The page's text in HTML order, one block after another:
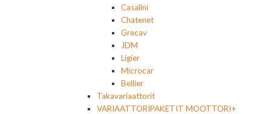
Casalini
Chatenet
Grecav
JDM
Ligier
Microcar
Bellier
Takavariaattorit
VARIAATTORIPAKETIT MOOTTORI+